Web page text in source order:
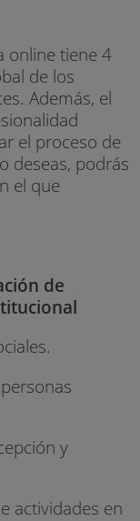
online tiene 4
de los
Además, el
el proceso de
deseas, podrás
el que
de
y
actividades en